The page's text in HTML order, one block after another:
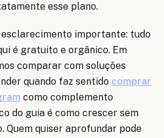
esse plano.
esclarecimento importante: tudo
é gratuito e orgânico. Em
comparar com soluções
quando faz sentido comprar
como complemento
do guia é como crescer sem
Quem quiser aprofundar pode